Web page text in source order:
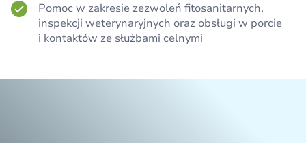
Pomoc w zakresie zezwoleń fitosanitarnych,
inspekcji weterynaryjnych oraz obsługi w porcie
i kontaktów ze służbami celnymi